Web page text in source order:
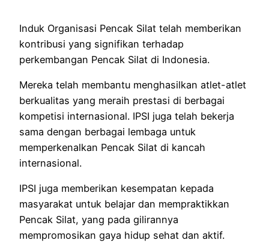
Induk Organisasi Pencak Silat telah memberikan
kontribusi yang signifikan terhadap
perkembangan Pencak Silat di Indonesia.
Mereka telah membantu menghasilkan atlet-atlet
berkualitas yang meraih prestasi di berbagai
kompetisi internasional. IPSI juga telah bekerja
sama dengan berbagai lembaga untuk
memperkenalkan Pencak Silat di kancah
internasional.
IPSI juga memberikan kesempatan kepada
masyarakat untuk belajar dan mempraktikkan
Pencak Silat, yang pada gilirannya
mempromosikan gaya hidup sehat dan aktif.